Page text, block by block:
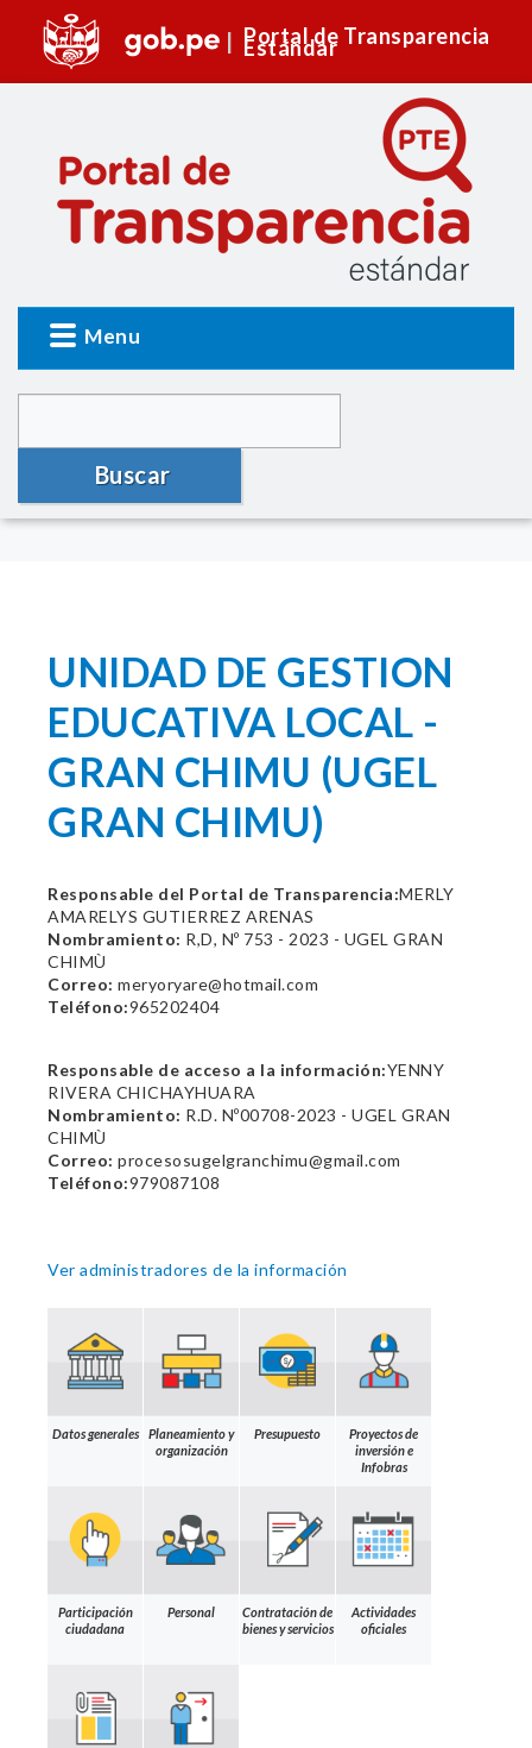
Portal de Transparencia
Estándar
Menu
Buscar
UNIDAD DE GESTION
EDUCATIVA LOCAL -
GRAN CHIMU (UGEL
GRAN CHIMU)
Responsable del Portal de Transparencia:MERLY
AMARELYS GUTIERREZ ARENAS
Nombramiento: R,D, Nº 753 - 2023 - UGEL GRAN
CHIMÙ
Correo: meryoryare@hotmail.com
Teléfono:965202404
Responsable de acceso a la información:YENNY
RIVERA CHICHAYHUARA
Nombramiento: R.D. Nº00708-2023 - UGEL GRAN
CHIMÙ
Correo: procesosugelgranchimu@gmail.com
Teléfono:979087108
Ver administradores de la información
Datos generales
Planeamiento y
organización
Presupuesto
Proyectos de
inversión e
Infobras
Participación
ciudadana
Personal
Contratación de
bienes y servicios
Actividades
oficiales